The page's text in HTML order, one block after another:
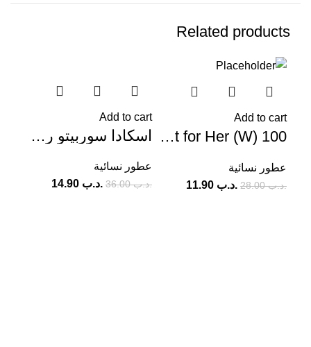
Related products
Add to cart
Calvin Klein IN2U Heat for Her (W) 100مل
عطور نسائية
.د.ب28.00 .د.ب
Add to cart
اسكادا سوربيتو روسو ليميتد إديشن أو دو تواليت
عطور نسائية
.د.ب36.00 .د.ب